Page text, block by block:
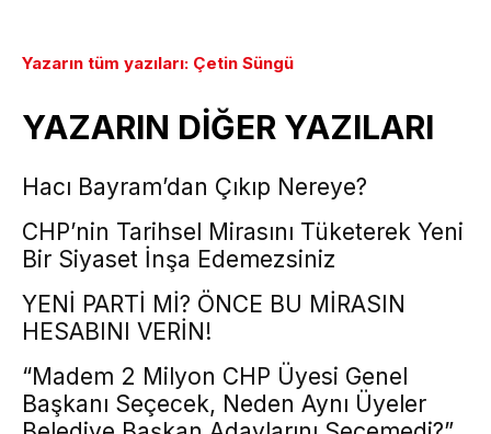
Yazarın tüm yazıları: Çetin Süngü
YAZARIN DİĞER YAZILARI
Hacı Bayram’dan Çıkıp Nereye?
CHP’nin Tarihsel Mirasını Tüketerek Yeni
Bir Siyaset İnşa Edemezsiniz
YENİ PARTİ Mİ? ÖNCE BU MİRASIN
HESABINI VERİN!
“Madem 2 Milyon CHP Üyesi Genel
Başkanı Seçecek, Neden Aynı Üyeler